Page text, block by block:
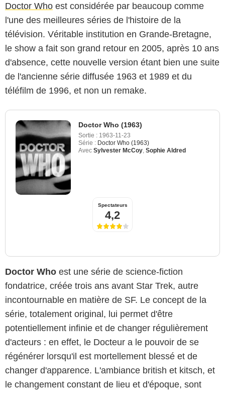
Doctor Who est considérée par beaucoup comme
l'une des meilleures séries de l'histoire de la
télévision. Véritable institution en Grande-Bretagne,
le show a fait son grand retour en 2005, après 10 ans
d'absence, cette nouvelle version étant bien une suite
de l'ancienne série diffusée 1963 et 1989 et du
téléfilm de 1996, et non un remake.
Doctor Who (1963)
Sortie : 1963-11-23
Série : Doctor Who (1963)
Avec Sylvester McCoy Sophie Aldred
Spectateurs
4,2
Doctor Who est une série de science-fiction
fondatrice, créée trois ans avant Star Trek, autre
incontournable en matière de SF. Le concept de la
série, totalement original, lui permet d'être
potentiellement infinie et de changer régulièrement
d'acteurs : en effet, le Docteur a le pouvoir de se
régénérer lorsqu'il est mortellement blessé et de
changer d'apparence. L'ambiance british et kitsch, et
le changement constant de lieu et d'époque, sont